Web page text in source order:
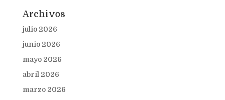
Archivos
julio 2026
junio 2026
mayo 2026
abril 2026
marzo 2026